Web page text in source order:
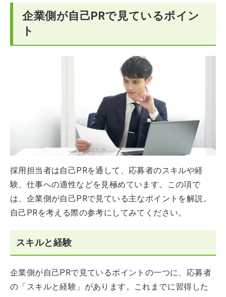
企業側が自己PRで見ているポイン
ト
採用担当者は自己PRを通して、応募者のスキルや経
験、仕事への適性などを見極めています。この項で
は、企業側が自己PRで見ている主なポイントを解説。
自己PRを考える際の参考にしてみてください。
スキルと経験
企業側が自己PRで見ているポイントの一つに、応募者
の「スキルと経験」があります。これまでに習得した